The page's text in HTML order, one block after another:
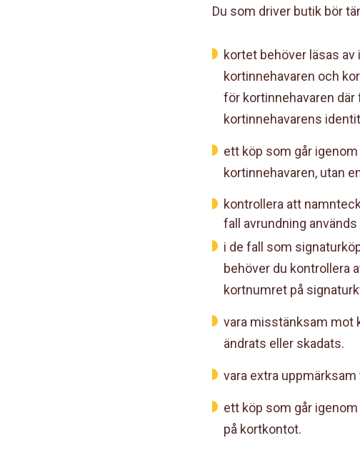
Du som driver butik bör
kortet behöver läsas av
kortinnehavaren och
för kortinnehavaren
kortinnehavarens
ett köp som går
kortinnehavaren, utan
kontrollera att
fall avrundning
i de fall som
behöver du kontrollera
kortnumret på
vara misstänksam mot
ändrats eller skadats.
vara extra
ett köp som går
på kortkontot.